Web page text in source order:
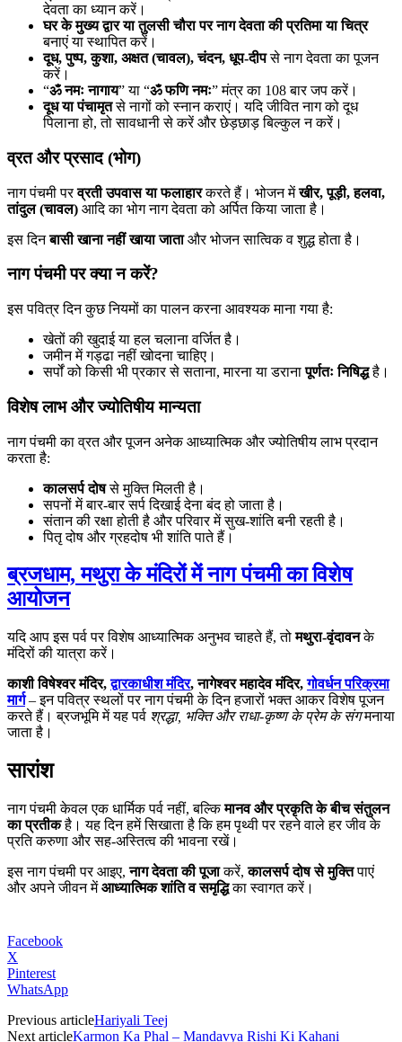
देवता का ध्यान करें।
घर के मुख्य द्वार या तुलसी चौरा पर नाग देवता की प्रतिमा या चित्र
बनाएं या स्थापित करें।
दूध, पुष्प, कुशा, अक्षत (चावल), चंदन, धूप-दीपसे नाग देवता का पूजन
करें।
“ॐ नमः नागाय” या “ॐ फणि नमः” मंत्र का 108 बार जप करें।
दूध या पंचामृतसे नागों को स्नान कराएं। यदि जीवित नाग को दूध
पिलाना हो, तो सावधानी से करें और छेड़छाड़ बिल्कुल न करें।
व्रत और प्रसाद (भोग)
नाग पंचमी परव्रती उपवास या फलाहारकरते हैं। भोजन मेंखीर, पूड़ी, हलवा,
तांदुल (चावल) आदि का भोग नाग देवता को अर्पित किया जाता है।
इस दिनबासी खाना नहीं खाया जाताऔर भोजन सात्विक व शुद्ध होता है।
नाग पंचमी पर क्या न करें?
इस पवित्र दिन कुछ नियमों का पालन करना आवश्यक माना गया है:
खेतों की खुदाई या हल चलाना वर्जित है।
जमीन में गड्ढा नहीं खोदना चाहिए।
सर्पों को किसी भी प्रकार से सताना, मारना या डरानापूर्णतः निषिद्धहै।
विशेष लाभ और ज्योतिषीय मान्यता
नाग पंचमी का व्रत और पूजन अनेक आध्यात्मिक और ज्योतिषीय लाभ प्रदान
करता है:
कालसर्प दोषसे मुक्ति मिलती है।
सपनों में बार-बार सर्प दिखाई देना बंद हो जाता है।
संतान की रक्षा होती है और परिवार में सुख-शांति बनी रहती है।
पितृ दोष और ग्रहदोष भी शांति पाते हैं।
ब्रजधाम, मथुरा के मंदिरों में नाग पंचमी का विशेष
आयोजन
यदि आप इस पर्व पर विशेष आध्यात्मिक अनुभव चाहते हैं, तोमथुरा-वृंदावनके
मंदिरों की यात्रा करें।
काशी विषेश्वर मंदिर,द्वारकाधीश मंदिर, नागेश्वर महादेव मंदिर,गोवर्धन परिक्रमा
मार्ग– इन पवित्र स्थलों पर नाग पंचमी के दिन हजारों भक्त आकर विशेष पूजन
करते हैं। ब्रजभूमि में यह पर्व श्रद्धा, भक्ति और राधा-कृष्ण के प्रेम के संगमनाया
जाता है।
सारांश
नाग पंचमी केवल एक धार्मिक पर्व नहीं, बल्किमानव और प्रकृति के बीच संतुलन
का प्रतीकहै। यह दिन हमें सिखाता है कि हम पृथ्वी पर रहने वाले हर जीव के
प्रति करुणा और सह-अस्तित्व की भावना रखें।
इस नाग पंचमी पर आइए,नाग देवता की पूजाकरें,कालसर्प दोष से मुक्तिपाएं
और अपने जीवन मेंआध्यात्मिक शांति व समृद्धिका स्वागत करें।
Facebook
X
Pinterest
WhatsApp
Previous articleHariyali Teej
Next articleKarmon Ka Phal – Mandavya Rishi Ki Kahani